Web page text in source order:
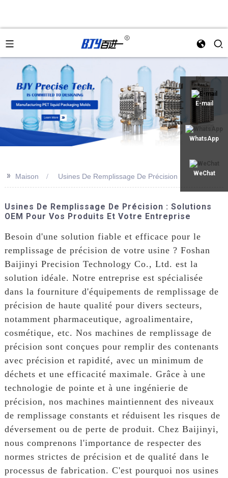
E-mail
WhatsApp
WeChat
>> Maison Usines De Remplissage De Précision
Usines De Remplissage De Précision : Solutions
OEM Pour Vos Produits Et Votre Entreprise
Besoin d'une solution fiable et efficace pour le
remplissage de précision de votre usine ? Foshan
Baijinyi Precision Technology Co., Ltd. est la
solution idéale. Notre entreprise est spécialisée
dans la fourniture d'équipements de remplissage de
précision de haute qualité pour divers secteurs,
notamment pharmaceutique, agroalimentaire,
cosmétique, etc. Nos machines de remplissage de
précision sont conçues pour remplir des contenants
avec précision et rapidité, avec un minimum de
déchets et une efficacité maximale. Grâce à une
technologie de pointe et à une ingénierie de
précision, nos machines maintiennent des niveaux
de remplissage constants et réduisent les risques de
déversement ou de perte de produit. Chez Baijinyi,
nous comprenons l'importance de respecter des
normes strictes de précision et de qualité dans le
processus de fabrication. C'est pourquoi nos usines